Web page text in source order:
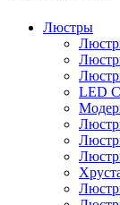
Люстры
LED